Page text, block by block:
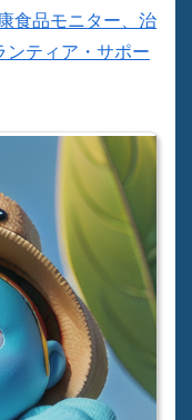
食品モニター、治
ンティア・サポー